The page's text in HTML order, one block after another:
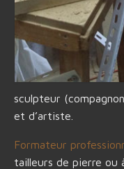
sculpteur
et d’artiste.
Formateur
tailleurs de pierre ou